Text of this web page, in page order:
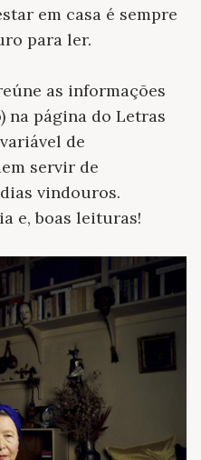
em casa é sempre
para ler.
as informações
na página do Letras
de
servir de
vindouros.
e, boas leituras!